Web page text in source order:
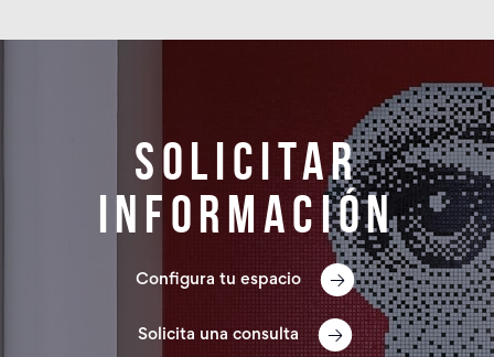
Solicitar
información
Configura tu espacio
Solicita una consulta